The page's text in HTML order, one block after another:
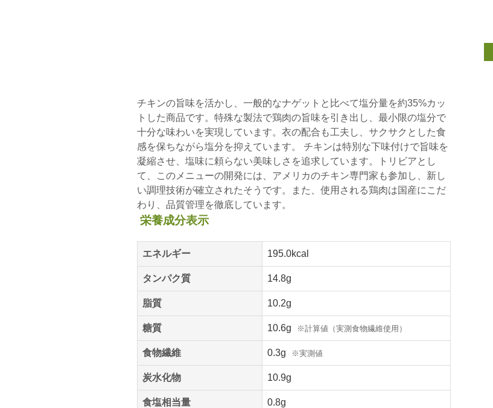
チキンの旨味を活かし、一般的なナゲットと比べて塩分量を約35%カッ
トした商品です。特殊な製法で鶏肉の旨味を引き出し、最小限の塩分で
十分な味わいを実現しています。衣の配合も工夫し、サクサクとした食
感を保ちながら塩分を抑えています。 チキンは特別な下味付けで旨味を
凝縮させ、塩味に頼らない美味しさを追求しています。トリビアとし
て、このメニューの開発には、アメリカのチキン専門家も参加し、新し
い調理技術が確立されたそうです。また、使用される鶏肉は国産にこだ
わり、品質管理を徹底しています。
栄養成分表示
エネルギー 195.0kcal
タンパク質 14.8g
脂質 10.2g
糖質 10.6g ※計算値（実測食物繊維使用）
食物繊維 0.3g ※実測値
炭水化物 10.9g
食塩相当量 0.8g